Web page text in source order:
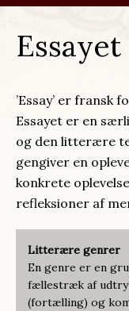
Essayet
’Essay’ er fransk
Essayet er en
og den litterære
gengiver en
konkrete
refleksioner af
Litterære genrer
En genre er en
fællestræk af
(fortælling) og